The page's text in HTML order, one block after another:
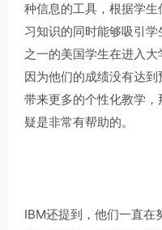
种信息的工具，根据学
习知识的同时能够吸引
之一的美国学生在进入大
因为他们的成绩没有达
带来更多的个性化教学
疑是非常有帮助的。
IBM还提到，他们一直在